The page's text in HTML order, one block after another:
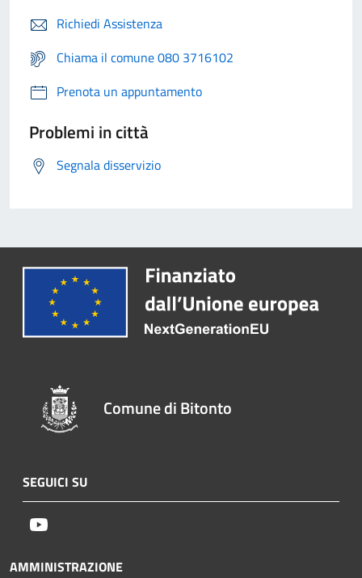
Richiedi Assistenza
Chiama il comune 080 3716102
Prenota un appuntamento
Problemi in città
Segnala disservizio
Comune di Bitonto
SEGUICI SU
AMMINISTRAZIONE